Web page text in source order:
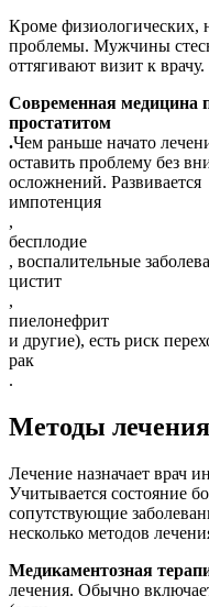
Кроме физиологических,
проблемы. Мужчины
оттягивают визит к врачу.
Современная медицина
простатитом
.Чем раньше начато
оставить проблему без
осложнений. Развивается
импотенция
,
бесплодие
, воспалительные
цистит
,
пиелонефрит
и другие), есть риск
рак
.
Методы лечения
Лечение назначает врач
Учитывается состояние
сопутствующие
несколько методов
Медикаментозная
лечения. Обычно